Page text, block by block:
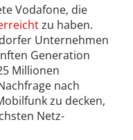
Vodafone, die
zu haben.
Unternehmen
Generation
Millionen
nach
zu decken,
Netz-